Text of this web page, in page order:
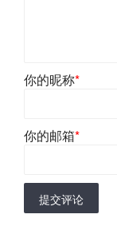
你的昵称*
你的邮箱*
提交评论